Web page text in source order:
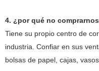
4. ¿por qué no
Tiene su propio centro de
industria. Confiar en sus
bolsas de papel, cajas,